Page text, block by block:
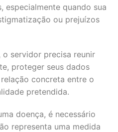
especialmente quando sua
ou prejuízos
o servidor precisa reunir
proteger seus dados
concreta entre o
pretendida.
doença, é necessário
representa uma medida